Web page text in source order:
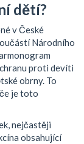
dětí?
v České
Národního
proti devíti
obrny. To
je toto
nejčastěji
obsahující